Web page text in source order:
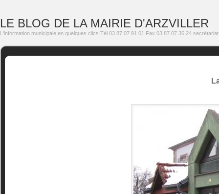
LE BLOG DE LA MAIRIE D'ARZVILLER
L'information municipale en quelques clics Tél 03.87.07.91.01 Fax 03.87.07.36.24